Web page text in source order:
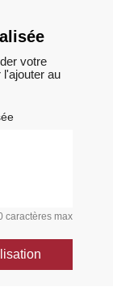
votre
l'ajouter au
caractères max